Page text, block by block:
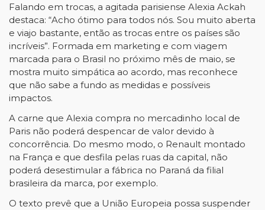
Falando em trocas, a agitada parisiense Alexia Ackah
destaca: “Acho ótimo para todos nós. Sou muito aberta
e viajo bastante, então as trocas entre os países são
incríveis”. Formada em marketing e com viagem
marcada para o Brasil no próximo mês de maio, se
mostra muito simpática ao acordo, mas reconhece
que não sabe a fundo as medidas e possíveis
impactos.
A carne que Alexia compra no mercadinho local de
Paris não poderá despencar de valor devido à
concorrência. Do mesmo modo, o Renault montado
na França e que desfila pelas ruas da capital, não
poderá desestimular a fábrica no Paraná da filial
brasileira da marca, por exemplo.
O texto prevê que a União Europeia possa suspender